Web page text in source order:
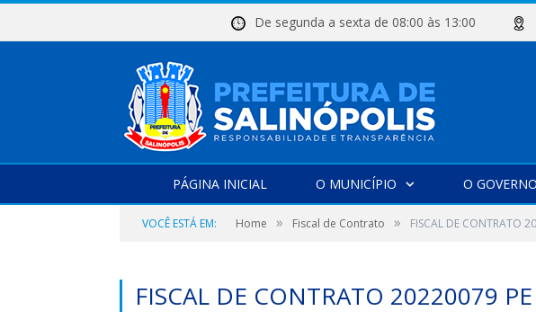
De segunda a sexta de 08:00 às 13:00
PÁGINA INICIAL O MUNICÍPIO O GOVERNO
VOCÊ ESTÁ EM: Home » Fiscal de Contrato » FISCAL DE CONTRATO
FISCAL DE CONTRATO 20220079